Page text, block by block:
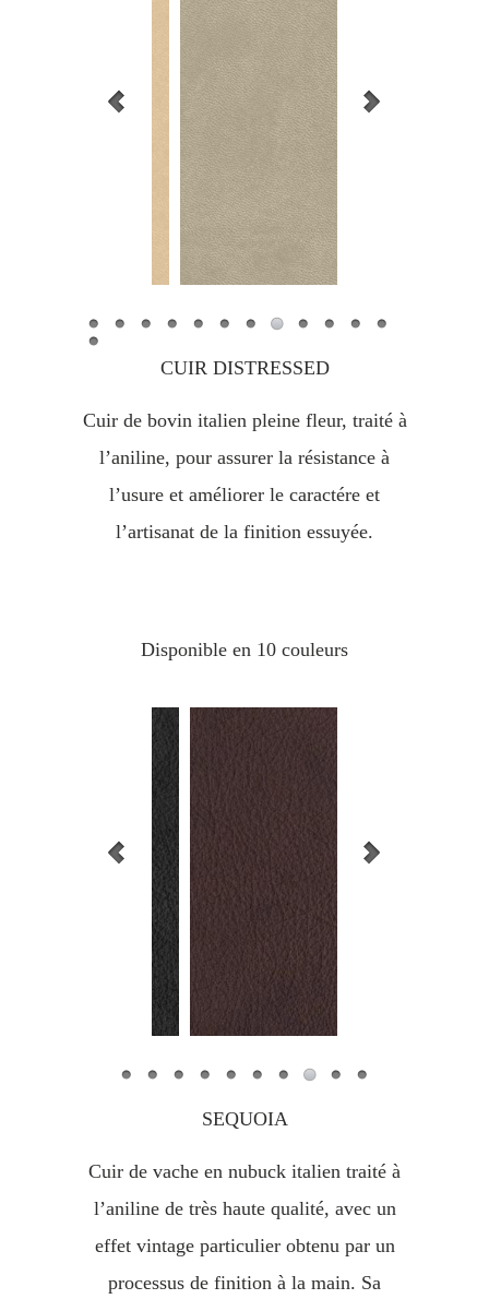
CUIR DISTRESSED
Cuir de bovin italien pleine fleur, traité à
l’aniline, pour assurer la résistance à
l’usure et améliorer le caractére et
l’artisanat de la finition essuyée.
Disponible en 10 couleurs
SEQUOIA
Cuir de vache en nubuck italien traité à
l’aniline de très haute qualité, avec un
effet vintage particulier obtenu par un
processus de finition à la main. Sa